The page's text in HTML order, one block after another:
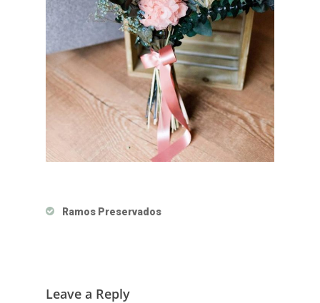
Ramos Preservados
Leave a Reply